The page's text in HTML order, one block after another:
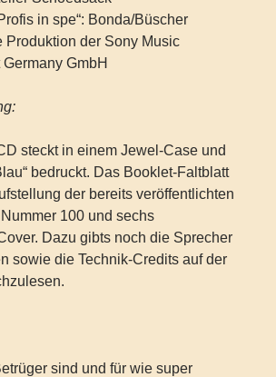
in spe“: Bonda/Büscher
Produktion der Sony Music
GmbH
steckt in einem Jewel-Case und
bedruckt. Das Booklet-Faltblatt
der bereits veröffentlichten
100 und sechs
Dazu gibts noch die Sprecher
sowie die Technik-Credits auf der
sind und für wie super